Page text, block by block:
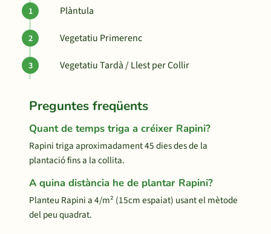
Plàntula
Vegetatiu Primerenc
Vegetatiu Tardà / Llest per Collir
Preguntes freqüents
Quant de temps triga a créixer Rapini?
Rapini triga aproximadament 45 dies des de la
plantació fins a la collita.
A quina distància he de plantar Rapini?
Planteu Rapini a 4/m² (15cm espaiat) usant el mètode
del peu quadrat.